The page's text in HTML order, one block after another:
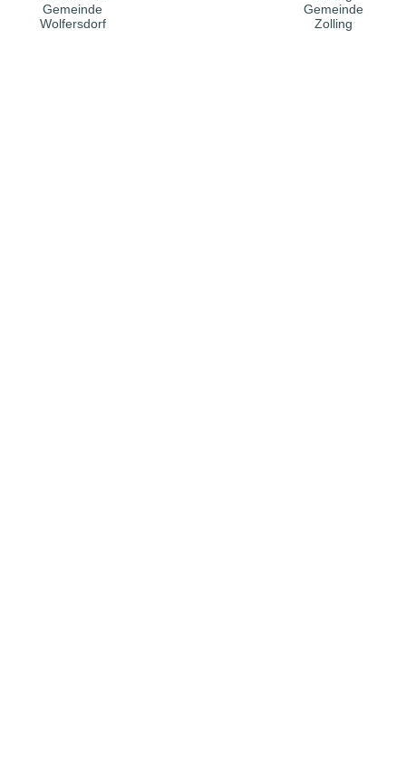
Gemeinde
Wolfersdorf
Gemeinde
Zolling